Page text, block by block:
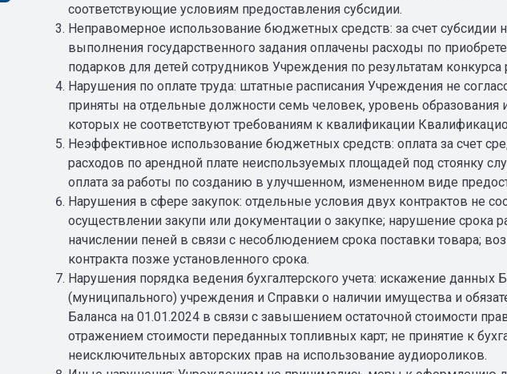
соответствующие условиям предоставления субсидии.
Неправомерное использование бюджетных средств: за счет субсидии
выполнения государственного задания оплачены расходы по
подарков для детей сотрудников Учреждения по результатам конкурса
Нарушения по оплате труда: штатные расписания Учреждения не
приняты на отдельные должности семь человек, уровень образования
которых не соответствуют требованиям к квалификации
Неэффективное использование бюджетных средств: оплата за счет
расходов по арендной плате неиспользуемых площадей под стоянку
оплата за работы по созданию в улучшенном, измененном виде
Нарушения в сфере закупок: отдельные условия двух контрактов не
осуществлении закупи или документации о закупке; нарушение срока
начислении пеней в связи с несоблюдением срока поставки товара;
контракта позже установленного срока.
Нарушения порядка ведения бухгалтерского учета: искажение данных
(муниципального) учреждения и Справки о наличии имущества и
Баланса на 01.01.2024 в связи с завышением остаточной стоимости
отражением стоимости переданных топливных карт; не принятие к
неисключительных авторских прав на использование аудиороликов.